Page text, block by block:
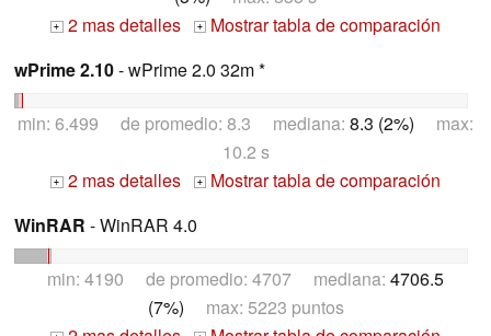
+ 2 mas detalles +
Mostrar tabla de comparación
wPrime 2.10- wPrime 2.0 32m *
min: 6.499 de promedio: 8.3 mediana: 8.3 (2%) max:
10.2 s
+ 2 mas detalles +
Mostrar tabla de comparación
WinRAR - WinRAR 4.0
min: 4190 de promedio: 4707 mediana: 4706.5
(7%) max: 5223 puntos